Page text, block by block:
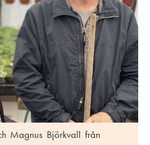
Magnus Björkvall från